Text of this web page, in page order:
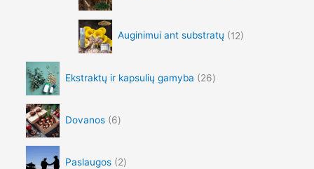
Auginimui ant substratų 12
Ekstraktų ir kapsulių gamyba 26
Dovanos 6
Paslaugos 2